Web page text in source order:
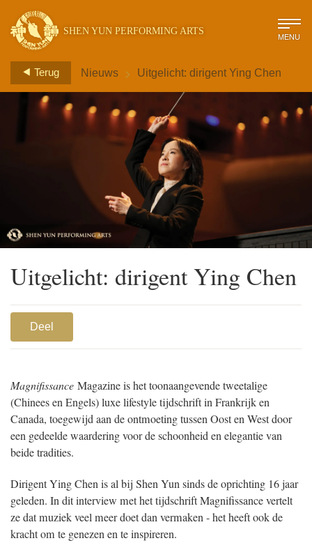
SHEN YUN PERFORMING ARTS MENU
Terug Nieuws > Uitgelicht: dirigent Ying Chen
Uitgelicht: dirigent Ying Chen
Deel
Magnifissance Magazine is het toonaangevende tweetalige
(Chinees en Engels) luxe lifestyle tijdschrift in Frankrijk en
Canada, toegewijd aan de ontmoeting tussen Oost en West door
een gedeelde waardering voor de schoonheid en elegantie van
beide tradities.
Dirigent Ying Chen is al bij Shen Yun sinds de oprichting 16 jaar
geleden. In dit interview met het tijdschrift Magnifissance vertelt
ze dat muziek veel meer doet dan vermaken - het heeft ook de
kracht om te genezen en te inspireren.